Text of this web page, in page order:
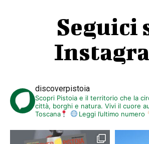
Seguici
discoverpistoia
Scopri Pistoia e il territorio che la
città, borghi e natura. Vivi il cuore
Toscana
Leggi l’ultimo numero